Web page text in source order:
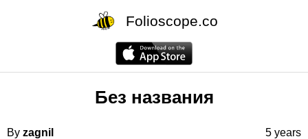
Folioscope.co
Без названия
By zagnil 5 years